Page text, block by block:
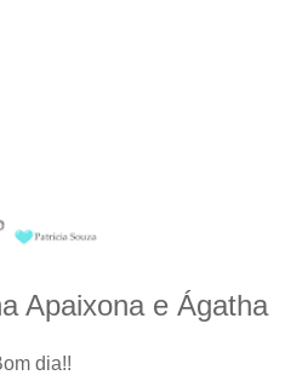
Apaixona e Ágatha
dia!!